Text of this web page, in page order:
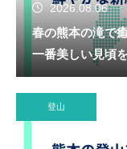
2026.08.06
春の熊本の滝で
一番美しい見頃
登山